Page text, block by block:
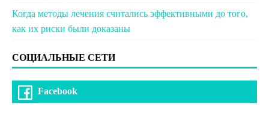
Когда методы лечения считались эффективными до того,
как их риски были доказаны
СОЦИАЛЬНЫЕ СЕТИ
Facebook